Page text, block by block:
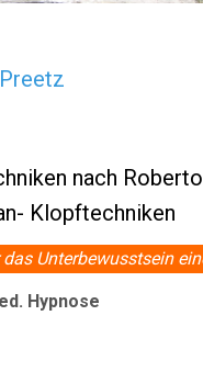
nach
Klopftechniken
Unterbewusstsein
Hypnose